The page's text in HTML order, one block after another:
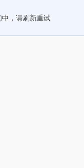
中，请刷新重试